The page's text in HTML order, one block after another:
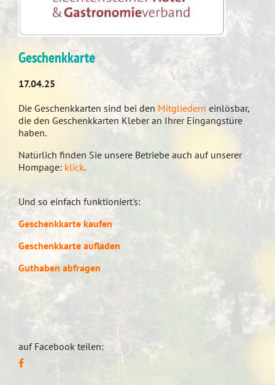
Geschenkkarte
17.04.25
Die Geschenkkarten sind bei den Mitgliedern einlösbar,
die den Geschenkkarten Kleber an Ihrer Eingangstüre
haben.
Natürlich finden Sie unsere Betriebe auch auf unserer
Hompage: klick.
Und so einfach funktioniert's:
Geschenkkarte kaufen
Geschenkkarte aufladen
Guthaben abfragen
auf Facebook teilen: